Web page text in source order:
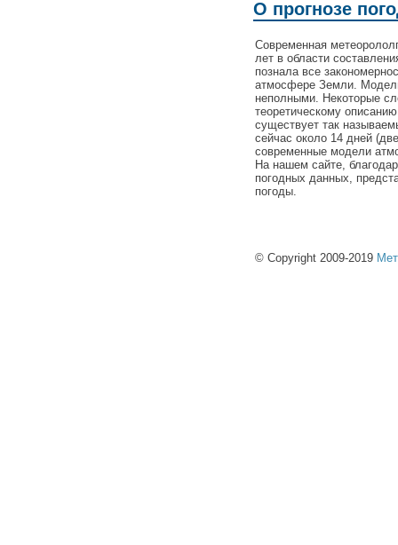
О прогнозе
Современная
лет в области
познала все
атмосфере Земли.
неполными. Некоторые
теоретическому
существует так
сейчас около 14 дней
современные модели
На нашем сайте,
погодных данных,
погоды.
© Copyright 2009-2019